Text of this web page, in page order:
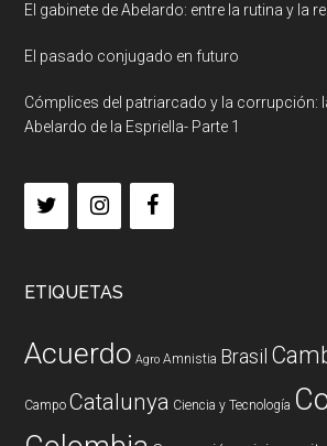
El gabinete de Abelardo: entre la rutina y la
El pasado conjugado en futuro
Cómplices del patriarcado y la corrupción:
Abelardo de la Espriella- Parte 1
ETIQUETAS
Acuerdo Agro Amnistia Brasil
Campo Catalunya Ciencia y Tecnología